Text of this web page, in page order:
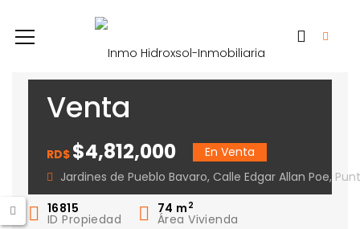
Venta
Apartamento
Jardines de
Pueblo Bavaro II
RD$ $4,812,000
En Venta
Jardines de Pueblo Bavaro, Calle Edgar Allan Poe,
16815
ID Propiedad
74 m 2
Área Vivienda